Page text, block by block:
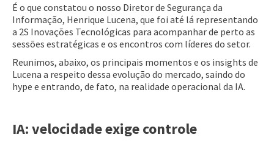
É o que constatou o nosso Diretor de Segurança da
Informação, Henrique Lucena, que foi até lá representando
a 2S Inovações Tecnológicas para acompanhar de perto as
sessões estratégicas e os encontros com líderes do setor.
Reunimos, abaixo, os principais momentos e os insights de
Lucena a respeito dessa evolução do mercado, saindo do
hype e entrando, de fato, na realidade operacional da IA.
IA: velocidade exige controle